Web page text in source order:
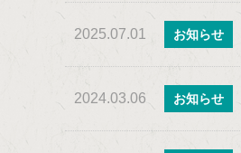
2025.07.01 お知らせ
2024.03.06 お知らせ